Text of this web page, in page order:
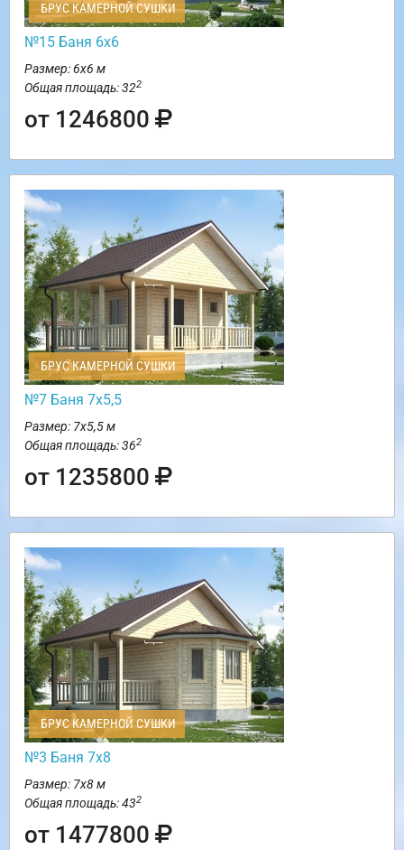
БРУС КАМЕРНОЙ СУШКИ
№15 Баня 6х6
Размер: 6х6 м
Общая площадь: 322
от 1246800
БРУС КАМЕРНОЙ СУШКИ
№7 Баня 7х5,5
Размер: 7х5,5 м
Общая площадь: 362
от 1235800
БРУС КАМЕРНОЙ СУШКИ
№3 Баня 7х8
Размер: 7х8 м
Общая площадь: 432
от 1477800